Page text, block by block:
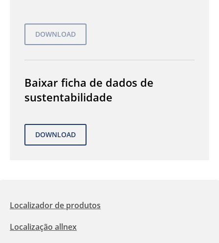
Baixar ficha de dados de
sustentabilidade
Localizador de produtos
Localização allnex